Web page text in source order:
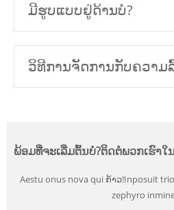
ມີຮູບແບບຢູ່ດ້ານບໍ?
ວິທີການຈັດການກັບຄວາມ
ພ້ອມທີ່ຈະເລີ່ມຕົ້ນບໍ?ຕິດຕໍ່ພວກເຮົາ
Aestu onus nova qui ກ້າວ!Inposuit
zephyro